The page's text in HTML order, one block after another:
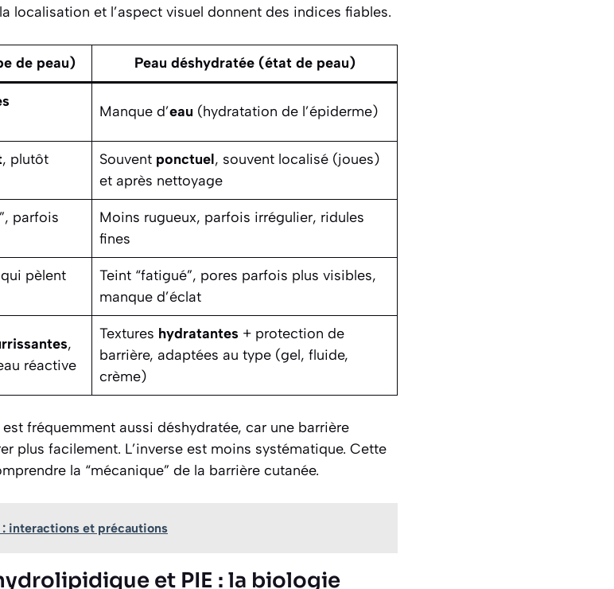
localisation et l’aspect visuel donnent des indices fiables.
de peau) Peau déshydratée(état de peau)
Manque d’eau (hydratation de l’épiderme)
, plutôt
Souvent ponctuel, souvent localisé (joues)
et après nettoyage
parfois
Moins rugueux, parfois irrégulier, ridules
fines
pèlent
Teint “fatigué”, pores parfois plus visibles,
manque d’éclat
,
réactive
Textures hydratantes + protection de
barrière, adaptées au type (gel, fluide,
crème)
fréquemment aussi déshydratée, car une barrière
plus facilement. L’inverse est moins systématique. Cette
la “mécanique” de la barrière cutanée.
interactions et précautions
et PIE : la biologie